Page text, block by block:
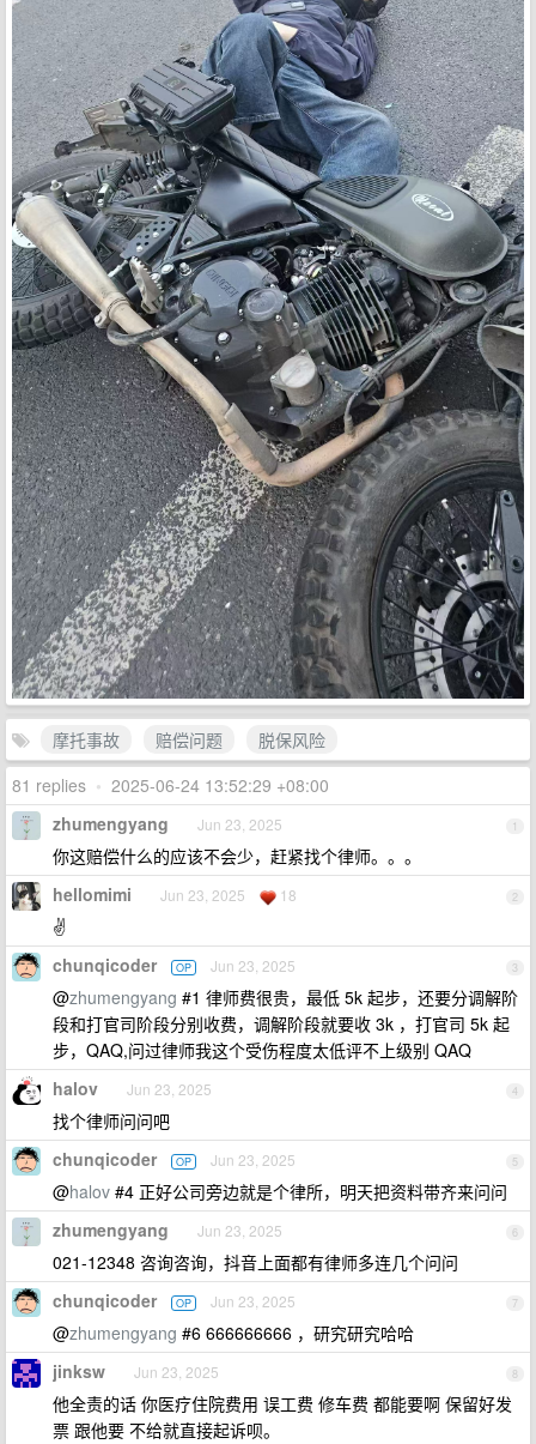
摩托事故 赔偿问题
脱保风险
81 replies • 2025-06-24 13:52:29 +08:00
1
zhumengyang Jun 23, 2025
你这赔偿什么的应该不会少，赶紧找个律师。。。
2
hellomimi Jun 23, 2025 18
✌️
3
chunqicoder OP Jun 23, 2025
@zhumengyang #1 律师费很贵，最低 5k 起步，还要分调解阶
段和打官司阶段分别收费，调解阶段就要收 3k ，打官司 5k 起
步，QAQ,问过律师我这个受伤程度太低评不上级别 QAQ
4
halov Jun 23, 2025
找个律师问问吧
5
chunqicoder OP Jun 23, 2025
@halov #4 正好公司旁边就是个律所，明天把资料带齐来问问
6
zhumengyang Jun 23, 2025
021-12348 咨询咨询，抖音上面都有律师多连几个问问
7
chunqicoder OP Jun 23, 2025
@zhumengyang #6 666666666 ，研究研究哈哈
8
jinksw Jun 23, 2025
他全责的话 你医疗住院费用 误工费 修车费 都能要啊 保留好发
票 跟他要 不给就直接起诉呗。